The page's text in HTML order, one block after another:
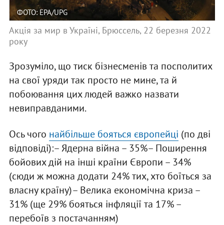
ФОТО: EPA/UPG
Акція за мир в Україні, Брюссель, 22 березня 2022
року
Зрозуміло, що тиск бізнесменів та посполитих
на свої уряди так просто не мине, та й
побоювання цих людей важко назвати
невиправданими.
Ось чого найбільше бояться європейці (по дві
відповіді):– Ядерна війна – 35%– Поширення
бойових дій на інші країни Європи – 34%
(сюди ж можна додати 24% тих, хто боїться за
власну країну)– Велика економічна криза –
31% (ще 29% бояться інфляції та 17% –
перебоїв з постачанням)